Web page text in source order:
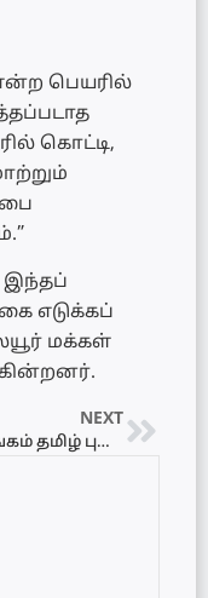
பெயரில்
கொட்டி,
இந்தப்
எடுக்கப்
மக்கள்
NEXT
அரசாங்கம் தமிழ் புலம்பெயர்ந்தோரை மகிழ்விக்கிறதா? – நாமல் ராஜபக்ஷ காட்டம்